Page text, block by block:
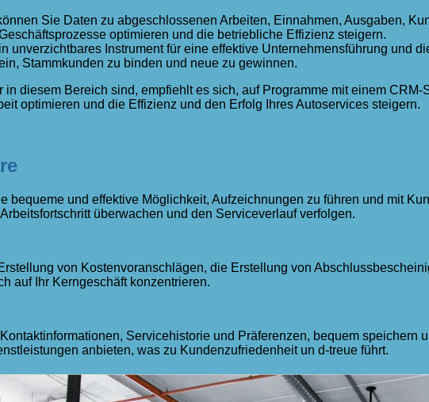
Sie Daten zu abgeschlossenen Arbeiten, Einnahmen, Ausgaben,
optimieren und die betriebliche Effizienz steigern.
unverzichtbares Instrument für eine effektive Unternehmensführung und
Stammkunden zu binden und neue zu gewinnen.
diesem Bereich sind, empfiehlt es sich, auf Programme mit einem
optimieren und die Effizienz und den Erfolg Ihres Autoservices steigern.
bequeme und effektive Möglichkeit, Aufzeichnungen zu führen und mit
überwachen und den Serviceverlauf verfolgen.
von Kostenvoranschlägen, die Erstellung von
auf Ihr Kerngeschäft konzentrieren.
Servicehistorie und Präferenzen, bequem speichern
anbieten, was zu Kundenzufriedenheit un d-treue führt.